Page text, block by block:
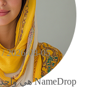
2026-08-05 /